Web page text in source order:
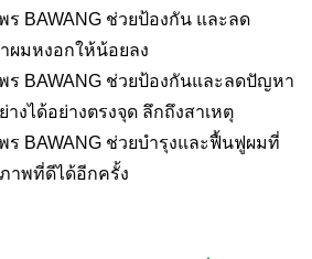
BAWANG ช่วยป้องกัน และลด
ผมหงอกให้น้อยลง
BAWANG ช่วยป้องกันและลดปัญหา
งได้อย่างตรงจุด ลึกถึงสาเหตุ
BAWANG ช่วยบำรุงและฟื้นฟูผมที่
าพที่ดีได้อีกครั้ง